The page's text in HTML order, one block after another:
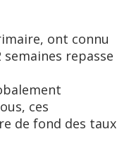
ont connu
repasse
ces
de fond des taux